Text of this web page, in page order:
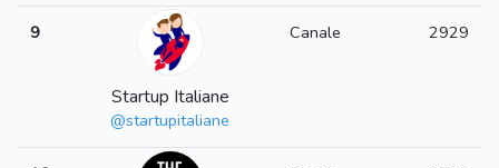
9
Startup Italiane
@startupitaliane
Canale 2929